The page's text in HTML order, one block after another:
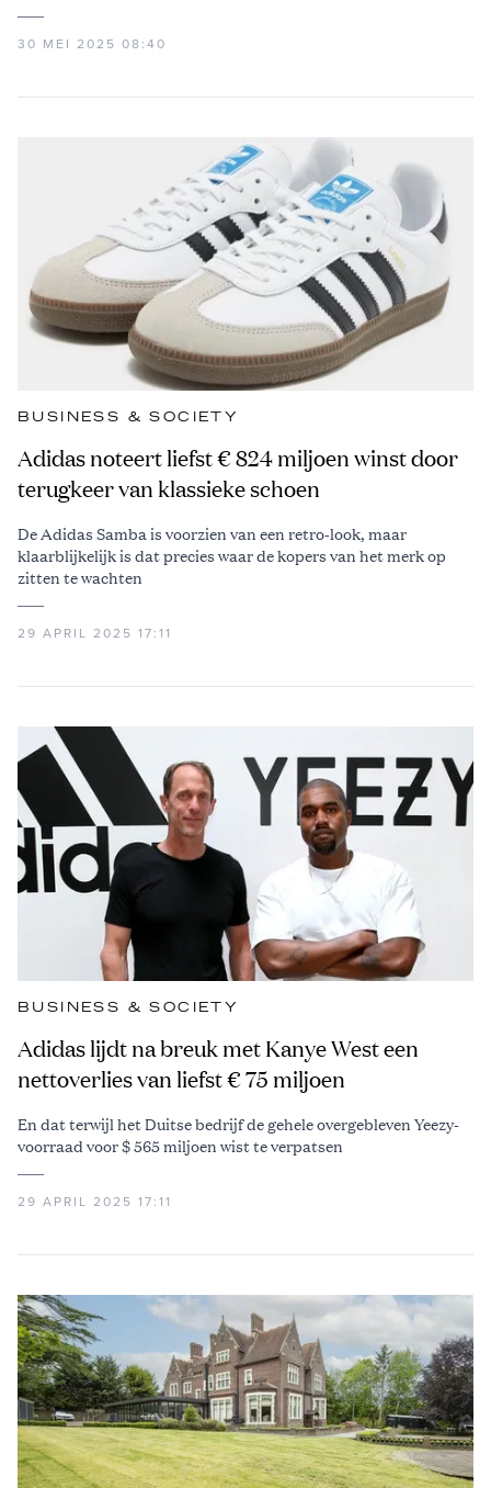
30 MEI 2025 08:40
BUSINESS & SOCIETY
Adidas noteert liefst € 824 miljoen winst door
terugkeer van klassieke schoen
De Adidas Samba is voorzien van een retro-look, maar
klaarblijkelijk is dat precies waar de kopers van het merk op
zitten te wachten
29 APRIL 2025 17:11
BUSINESS & SOCIETY
Adidas lijdt na breuk met Kanye West een
nettoverlies van liefst € 75 miljoen
En dat terwijl het Duitse bedrijf de gehele overgebleven Yeezy-
voorraad voor $ 565 miljoen wist te verpatsen
29 APRIL 2025 17:11